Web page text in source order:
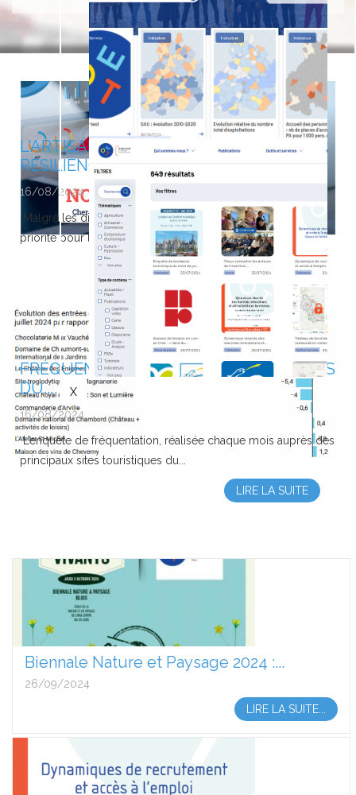
du Tourisme Centre-Val de Loire, dans...
LIRE LA SUITE
L'ARTISANAT EN CENTRE-VAL DE LOIRE :
RÉSILIENCE...
16/08/2024
Malgré les difficultés, le maintien des effectifs reste une
priorité pour les entreprises...
LIRE LA SUITE
FRÉQUENTATION DES PRINCIPAUX SITES
DU...
16/08/2024
L’enquête de fréquentation, réalisée chaque mois auprès des
principaux sites touristiques du...
LIRE LA SUITE
Biennale Nature et Paysage 2024 :...
26/09/2024
LIRE LA SUITE...